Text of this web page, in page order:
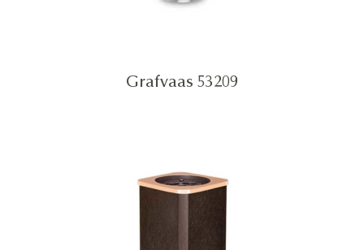
Grafvaas 53209